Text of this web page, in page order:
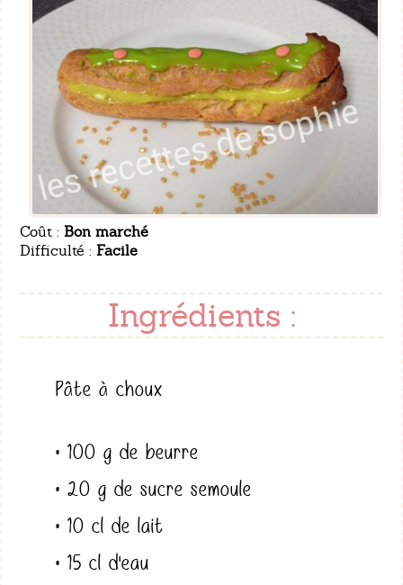
Coût : Bon marché
Difficulté : Facile
Ingrédients :
Pâte à choux
• 100 g de beurre
• 20 g de sucre semoule
• 10 cl de lait
• 15 cl d'eau